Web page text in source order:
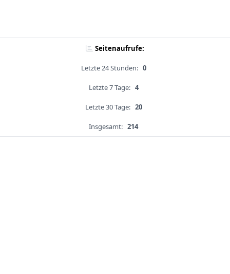
Seitenaufrufe:
Letzte 24 Stunden: 0
Letzte 7 Tage: 4
Letzte 30 Tage: 20
Insgesamt: 214